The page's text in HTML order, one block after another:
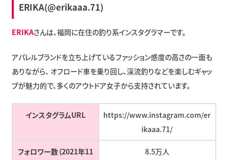
ERIKA(@erikaaa.71)
ERIKAさんは、福岡に在住の釣り系インスタグラマーです。
アパレルブランドを立ち上げているファッション感度の高さの一面も
ありながら、 オフロード車を乗り回し、渓流釣りなどを楽しむギャッ
プが魅力的で、多くのアウトドア女子から支持されています。
インスタグラムURL
https://www.instagram.com/er
ikaaa.71/
フォロワー数（2021年11
8.5万人